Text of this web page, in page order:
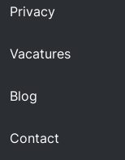
Privacy
Vacatures
Blog
Contact